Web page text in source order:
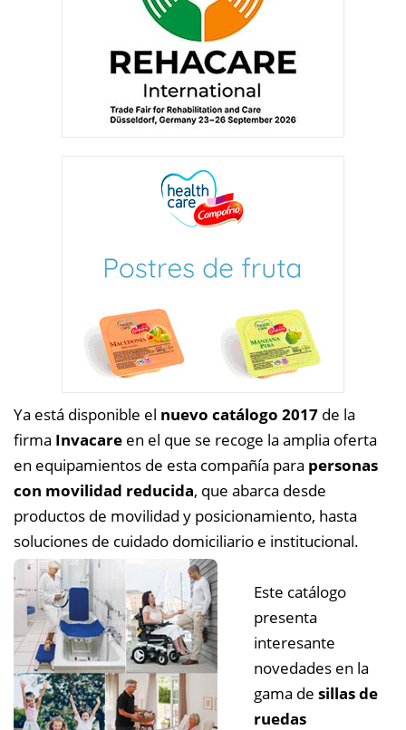
Ya está disponible el nuevo catálogo 2017 de la
firma Invacare en el que se recoge la amplia oferta
en equipamientos de esta compañía para personas
con movilidad reducida, que abarca desde
productos de movilidad y posicionamiento, hasta
soluciones de cuidado domiciliario e institucional.
Este catálogo
presenta
interesante
novedades en la
gama de sillas de
ruedas